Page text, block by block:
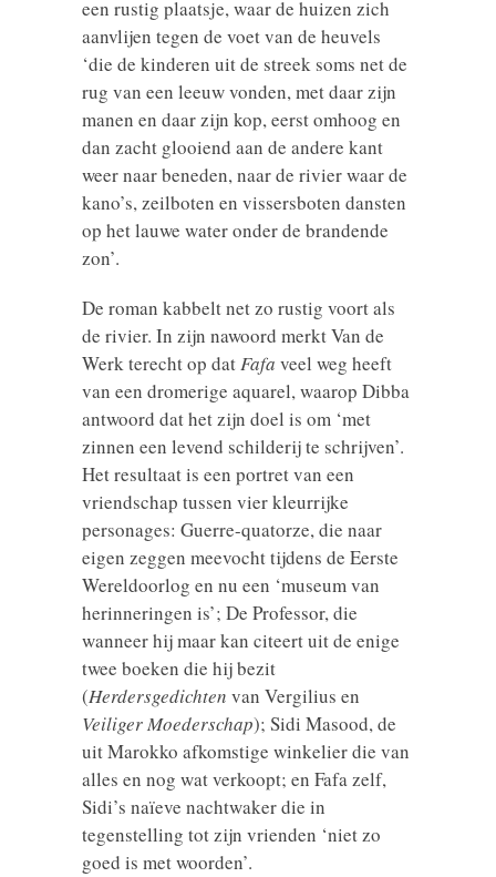
een rustig plaatsje, waar de huizen zich
aanvlijen tegen de voet van de heuvels
‘die de kinderen uit de streek soms net de
rug van een leeuw vonden, met daar zijn
manen en daar zijn kop, eerst omhoog en
dan zacht glooiend aan de andere kant
weer naar beneden, naar de rivier waar de
kano’s, zeilboten en vissersboten dansten
op het lauwe water onder de brandende
zon’.
De roman kabbelt net zo rustig voort als
de rivier. In zijn nawoord merkt Van de
Werk terecht op datFafa veel weg heeft
van een dromerige aquarel, waarop Dibba
antwoord dat het zijn doel is om ‘met
zinnen een levend schilderij te schrijven’.
Het resultaat is een portret van een
vriendschap tussen vier kleurrijke
personages: Guerre-quatorze, die naar
eigen zeggen meevocht tijdens de Eerste
Wereldoorlog en nu een ‘museum van
herinneringen is’; De Professor, die
wanneer hij maar kan citeert uit de enige
twee boeken die hij bezit
(Herdersgedichten van Vergilius en
Veiliger Moederschap); Sidi Masood, de
uit Marokko afkomstige winkelier die van
alles en nog wat verkoopt; en Fafa zelf,
Sidi’s naïeve nachtwaker die in
tegenstelling tot zijn vrienden ‘niet zo
goed is met woorden’.